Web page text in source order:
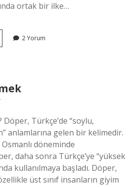
ortak bir ilke…
2 Yorum
Türkçe’de “soylu,
anlamlarına gelen bir kelimedir.
döneminde
daha sonra Türkçe’ye “yüksek
kullanılmaya başladı. Döper,
üst sınıf insanların giyim